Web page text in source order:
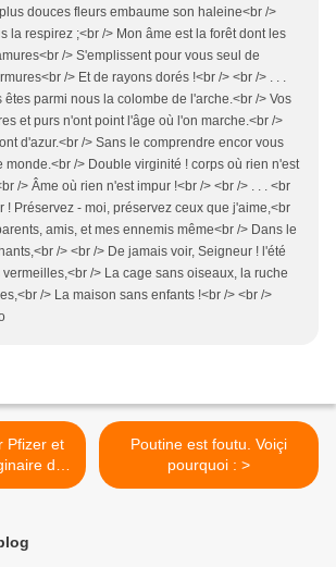
douces fleurs embaume son haleine<br />
la respirez ;<br /> Mon âme est la forêt dont les
/> S'emplissent pour vous seul de
/> Et de rayons dorés !<br /> <br /> . . .
êtes parmi nous la colombe de l'arche.<br /> Vos
et purs n'ont point l'âge où l'on marche.<br />
d'azur.<br /> Sans le comprendre encor vous
monde.<br /> Double virginité ! corps où rien n'est
/> Âme où rien n'est impur !<br /> <br /> . . . <br
! Préservez - moi, préservez ceux que j'aime,<br
amis, et mes ennemis même<br /> Dans le
/> <br /> De jamais voir, Seigneur ! l'été
/> La cage sans oiseaux, la ruche
/> La maison sans enfants !<br /> <br />
de
Poutine est foutu. Voiçi
pourquoi : >